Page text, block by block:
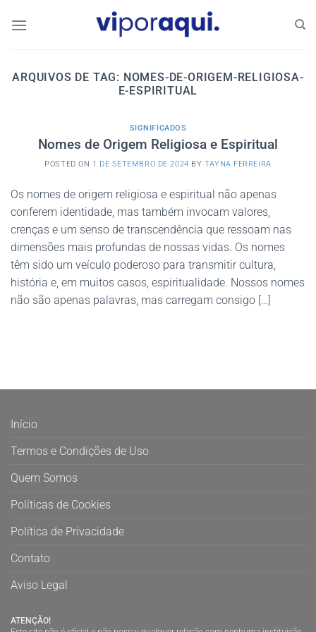
ARQUIVOS DE TAG: NOMES-DE-ORIGEM-RELIGIOSA-
E-ESPIRITUAL
SIGNIFICADOS
Nomes de Origem Religiosa e Espiritual
POSTED ON 1 DE SETEMBRO DE 2024 BY TAYNA FERREIRA
Os nomes de origem religiosa e espiritual não apenas
conferem identidade, mas também invocam valores,
crenças e um senso de transcendência que ressoam nas
dimensões mais profundas de nossas vidas. Os nomes
têm sido um veículo poderoso para transmitir cultura,
história e, em muitos casos, espiritualidade. Nossos nomes
não são apenas palavras, mas carregam consigo […]
Início
Termos e Condições de Uso
Quem Somos
Políticas de Cookies
Política de Privacidade
Contato
Aviso Legal
ATENÇÃO!